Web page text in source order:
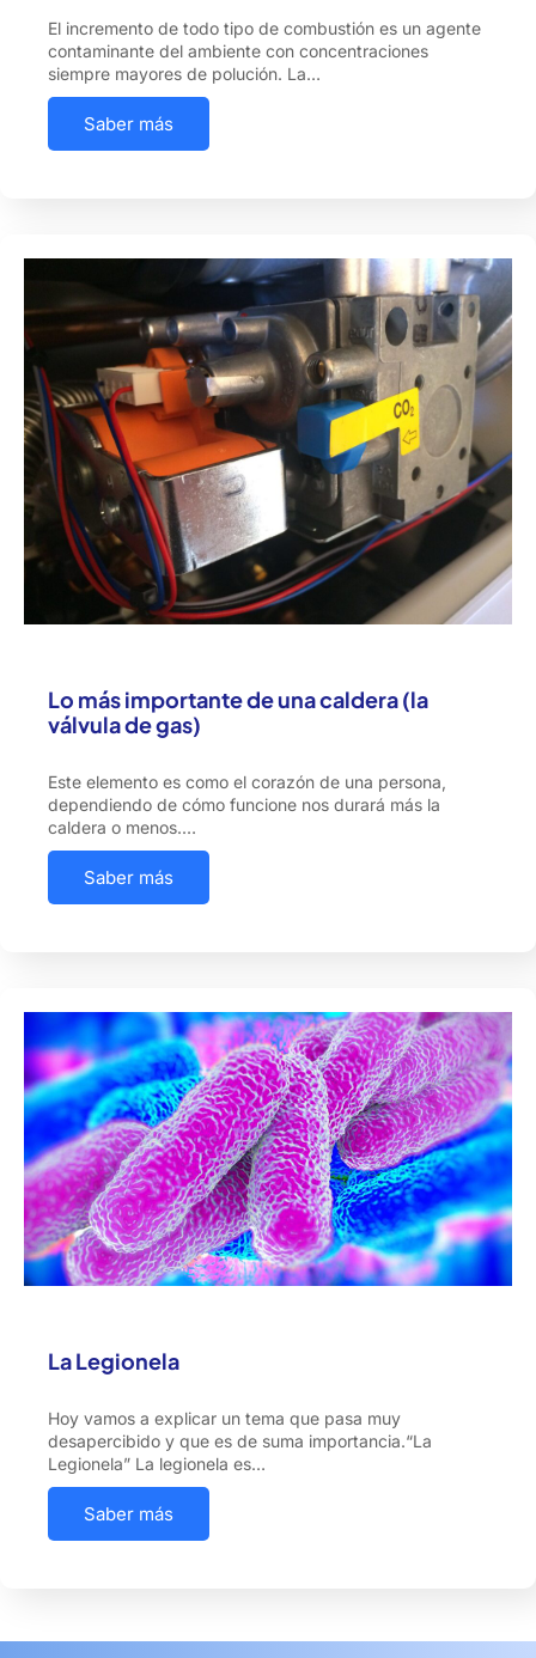
El incremento de todo tipo de combustión es un agente
contaminante del ambiente con concentraciones
siempre mayores de polución. La…
Saber más
Lo más importante de una caldera (la
válvula de gas)
Este elemento es como el corazón de una persona,
dependiendo de cómo funcione nos durará más la
caldera o menos.…
Saber más
La Legionela
Hoy vamos a explicar un tema que pasa muy
desapercibido y que es de suma importancia.“La
Legionela” La legionela es…
Saber más